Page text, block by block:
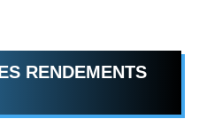
RENDEMENTS